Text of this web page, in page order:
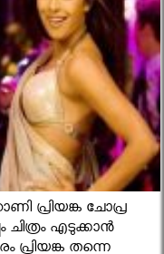
പ്രിയങ്ക ചോപ്ര
എടുക്കാന്‍